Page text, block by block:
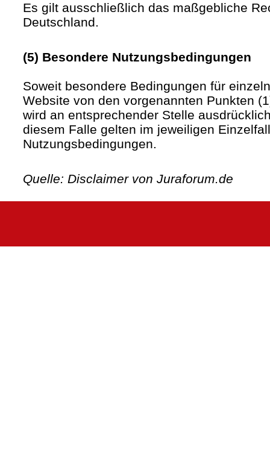
Es gilt ausschließlich das maßgebliche
Deutschland.
(5) Besondere Nutzungsbedingungen
Soweit besondere Bedingungen für
Website von den vorgenannten Punkten
wird an entsprechender Stelle
diesem Falle gelten im jeweiligen
Nutzungsbedingungen.
Quelle: Disclaimer von Juraforum.de